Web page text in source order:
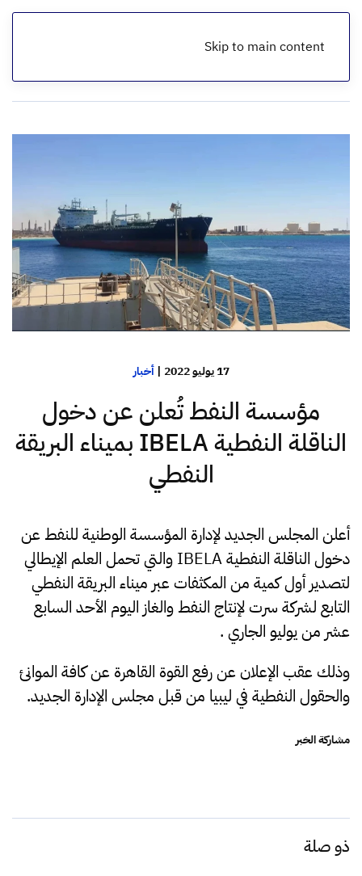
Skip to main content
الرئيسية
17 يوليو 2022 |أخبار
مؤسسة النفط تُعلن عن دخول
الناقلة النفطية IBELA بميناء البريقة
النفطي
أعلن المجلس الجديد لإدارة المؤسسة الوطنية للنفط عن
دخول الناقلة النفطية IBELA والتي تحمل العلم الإيطالي
لتصدير أول كمية من المكثفات عبر ميناء البريقة النفطي
التابع لشركة سرت لإنتاج النفط والغاز اليوم الأحد السابع
عشر من يوليو الجاري .
وذلك عقب الإعلان عن رفع القوة القاهرة عن كافة الموانئ
والحقول النفطية في ليبيا من قبل مجلس الإدارة الجديد.
مشاركة الخبر
ذو صلة